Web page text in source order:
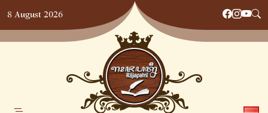
Skip
to
content
8 August 2026